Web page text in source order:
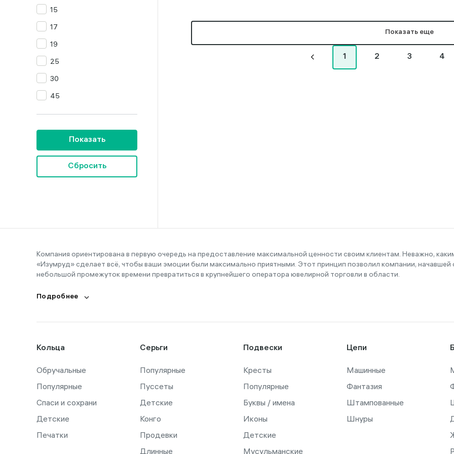
Цитрин
Янтарь
15
17
19
25
30
45
Показать
Сбросить
Показать еще
1 2 3 4
Компания ориентирована в первую очередь на предоставление максимальной ценности своим клиентам. Неважно,
«Изумруд» сделает всё, чтобы ваши эмоции были максимально приятными. Этот принцип позволил компании, начавшей
небольшой промежуток времени превратиться в крупнейшего оператора ювелирной торговли в области.
Подробнее
Кольца
Обручальные
Популярные
Спаси и сохрани
Детские
Печатки
Серьги
Популярные
Пуссеты
Детские
Конго
Продевки
Длинные
Подвески
Кресты
Популярные
Буквы / имена
Иконы
Детские
Мусульманские
Цепи
Машинные
Фантазия
Штампованные
Шнуры